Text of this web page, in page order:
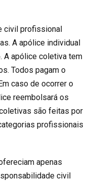
civil profissional
A apólice individual
A apólice coletiva tem
Todos pagam o
caso de ocorrer o
reembolsará os
são feitas por
profissionais
apenas
civil